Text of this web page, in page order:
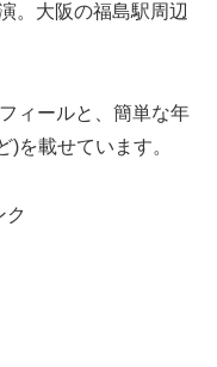
。大阪の福島駅周辺
ィールと、簡単な年
を載せています。
ク